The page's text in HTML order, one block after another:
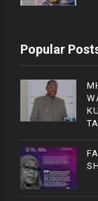
Popular